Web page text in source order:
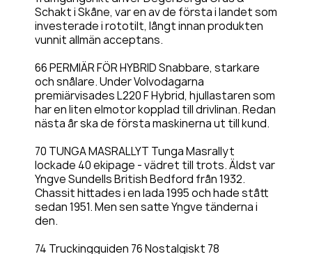
Schakt i Skåne, var en av de första i landet som
investerade i rototilt, långt innan produkten
vunnit allmän acceptans.
66 PERMIÄR FÖR HYBRID Snabbare, starkare
och snålare. Under Volvodagarna
premiärvisades L220 F Hybrid, hjullastaren som
har en liten elmotor kopplad till drivlinan. Redan
nästa år ska de första maskinerna ut till kund.
70 TUNGA MASRALLYT Tunga Masrallyt
lockade 40 ekipage - vädret till trots. Äldst var
Yngve Sundells British Bedford från 1932.
Chassit hittades i en lada 1995 och hade stått
sedan 1951. Men sen satte Yngve tänderna i
den.
74 Truckingguiden 76 Nostalgiskt 78